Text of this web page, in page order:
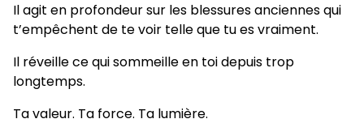
Il agit en profondeur sur les blessures anciennes qui
t’empêchent de te voir telle que tu es vraiment.
Il réveille ce qui sommeille en toi depuis trop
longtemps.
Ta valeur. Ta force. Ta lumière.